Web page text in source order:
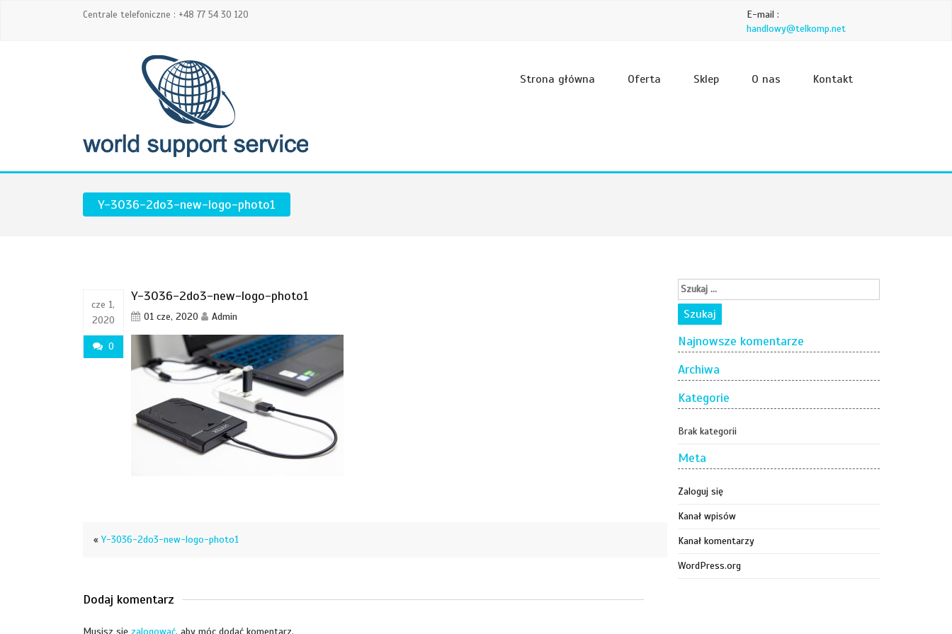
Centrale telefoniczne : +48 77 54 30 120
E-mail :
handlowy@telkomp.net
Strona główna Oferta Sklep O nas Kontakt
Y-3036-2do3-new-logo-photo1
cze 1,
2020
0
Y-3036-2do3-new-logo-photo1
01 cze, 2020 Admin
«Y-3036-2do3-new-logo-photo1
Dodaj komentarz
Musisz się zalogować, aby móc dodać komentarz.
Najnowsze komentarze
Archiwa
Kategorie
Brak kategorii
Meta
Zaloguj się
Kanał wpisów
Kanał komentarzy
WordPress.org